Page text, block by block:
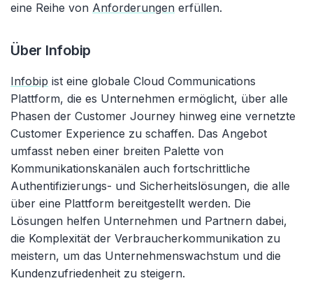
eine Reihe von Anforderungen erfüllen.
Über Infobip
Infobip ist eine globale Cloud Communications
Plattform, die es Unternehmen ermöglicht, über alle
Phasen der Customer Journey hinweg eine vernetzte
Customer Experience zu schaffen. Das Angebot
umfasst neben einer breiten Palette von
Kommunikationskanälen auch fortschrittliche
Authentifizierungs- und Sicherheitslösungen, die alle
über eine Plattform bereitgestellt werden. Die
Lösungen helfen Unternehmen und Partnern dabei,
die Komplexität der Verbraucherkommunikation zu
meistern, um das Unternehmenswachstum und die
Kundenzufriedenheit zu steigern.